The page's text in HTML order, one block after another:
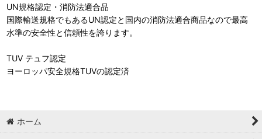
UN規格認定・消防法適合品
国際輸送規格でもあるUN認定と国内の消防法適合商品なので最高
水準の安全性と信頼性を誇ります。
TUV テュフ認定
ヨーロッパ安全規格TUVの認定済
ホーム